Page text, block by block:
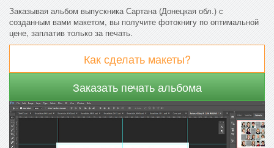
Заказывая альбом выпускника Сартана (Донецкая обл.) с
созданным вами макетом, вы получите фотокнигу по оптимальной
цене, заплатив только за печать.
Как сделать макеты?
Заказать печать альбома